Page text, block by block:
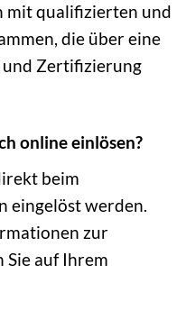
mit qualifizierten und
die über eine
und Zertifizierung
online einlösen?
beim
eingelöst werden.
zur
auf Ihrem